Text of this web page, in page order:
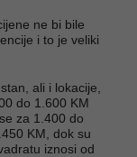
ne bi bile
i to je veliki
ali i lokacije,
do 1.600 KM
za 1.400 do
KM, dok su
iznosi od